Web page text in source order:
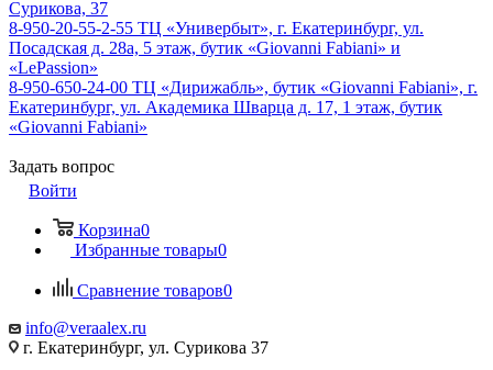
Сурикова, 37
8-950-20-55-2-55 ТЦ «Универбыт», г. Екатеринбург, ул.
Посадская д. 28а, 5 этаж, бутик «Giovanni Fabiani» и
«LePassion»
8-950-650-24-00 ТЦ «Дирижабль», бутик «Giovanni Fabiani», г.
Екатеринбург, ул. Академика Шварца д. 17, 1 этаж, бутик
«Giovanni Fabiani»
Задать вопрос
Войти
Корзина0
Избранные товары0
Сравнение товаров0
info@veraalex.ru
г. Екатеринбург, ул. Сурикова 37